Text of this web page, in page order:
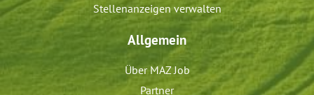
Stellenanzeigen verwalten
Allgemein
Über MAZ Job
Partner